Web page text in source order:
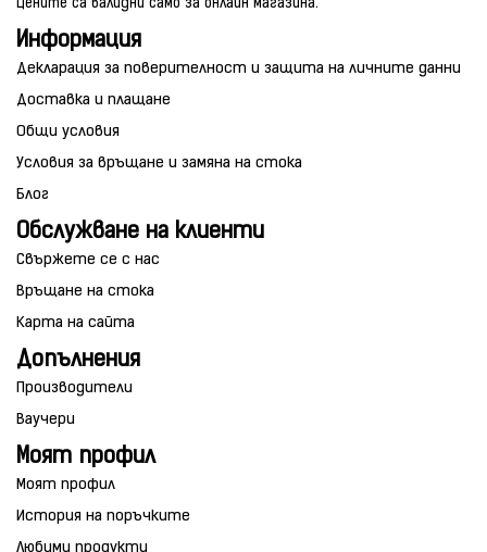
Цените са валидни само за онлайн магазина.
Информация
Декларация за поверителност и защита на личните данни
Доставка и плащане
Общи условия
Условия за връщане и замяна на стока
Блог
Обслужване на клиенти
Свържете се с нас
Връщане на стока
Карта на сайта
Допълнения
Производители
Ваучери
Моят профил
Моят профил
История на поръчките
Любими продукти